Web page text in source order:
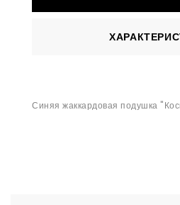
Синяя жаккардовая подушка